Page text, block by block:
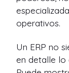
operativos.
Un ERP no
en detalle lo